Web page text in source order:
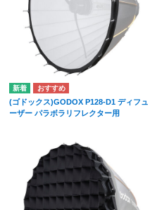
(ゴドックス)GODOX P128-D1 ディフュ
ーザー パラボラリフレクター用